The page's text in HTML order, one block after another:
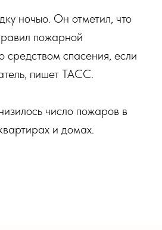
ночью. Он отметил, что
пожарной
средством спасения, если
пишет ТАСС.
число пожаров в
и домах.